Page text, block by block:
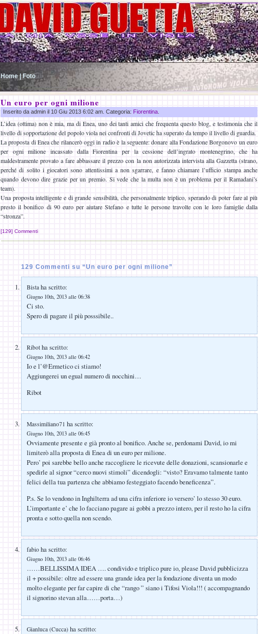
Home | Foto
Un euro per ogni milione
Inserito da admin il 10 Giu 2013 6:02 am. Categoria: Fiorentina
L’idea (ottima) non è mia, ma di Enea, uno dei tanti amici che frequenta questo blog, e testimonia che il
livello di sopportazione del popolo viola nei confronti di Jovetic ha superato da tempo il livello di guardia.
La proposta di Enea che rilancerò oggi in radio è la seguente: donare alla Fondazione Borgonovo un euro
per ogni milione incassato dalla Fiorentina per la cessione dell’ingrato montenegrino, che ha
maldestramente provato a fare abbassare il prezzo con la non autorizzata intervista alla Gazzetta (strano,
perché di solito i giocatori sono attentissimi a non sgarrare, e fanno chiamare l’ufficio stampa anche
quando devono dire grazie per un premio. Si vede che la multa non è un problema per il Ramadani’s
team).
Una proposta intelligente e di grande sensibilità, che personalmente triplico, sperando di poter fare al più
presto il bonifico di 90 euro per aiutare Stefano e tutte le persone travolte con le loro famiglie dalla
“stronza”.
[129] Commenti
129 Commenti su “Un euro per ogni milione”
Bista ha scritto:
Giugno 10th, 2013 alle 06:38
Ci sto.
Spero di pagare il più posssibile..
Ribot ha scritto:
Giugno 10th, 2013 alle 06:42
Io e l’@Ermetico ci stiamo!
Aggiungerei un egual numero di nocchini…
Ribot
Massimiliano71 ha scritto:
Giugno 10th, 2013 alle 06:45
Ovviamente presente e già pronto al bonifico. Anche se, perdonami David, io mi
limiterò alla proposta di Enea di un euro per milione.
Pero’ poi sarebbe bello anche raccogliere le ricevute delle donazioni, scansionarle e
spedirle al signor “cerco nuovi stimoli” dicendogli: “visto? Eravamo talmente tanto
felici della tua partenza che abbiamo festeggiato facendo beneficenza”.
P.s. Se lo vendono in Inghilterra ad una cifra inferiore io versero’ lo stesso 30 euro.
L’importante e’ che lo facciano pagare ai gobbi a prezzo intero, per il resto ho la cifra
pronta e sotto quella non scendo.
fabio ha scritto:
Giugno 10th, 2013 alle 06:46
……BELLISSIMA IDEA …. condivido e triplico pure io, please David pubblicizza
il + possibile: oltre ad essere una grande idea per la fondazione diventa un modo
molto elegante per far capire di che “rango ” siano i Tifosi Viola!!! ( accompagnando
il signorino stevan alla……porta…)
Gianluca (Cucca) ha scritto: